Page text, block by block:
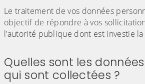
Le traitement de vos données
objectif de répondre à vos
l’autorité publique dont est investie
Quelles sont les
qui sont collectées ?